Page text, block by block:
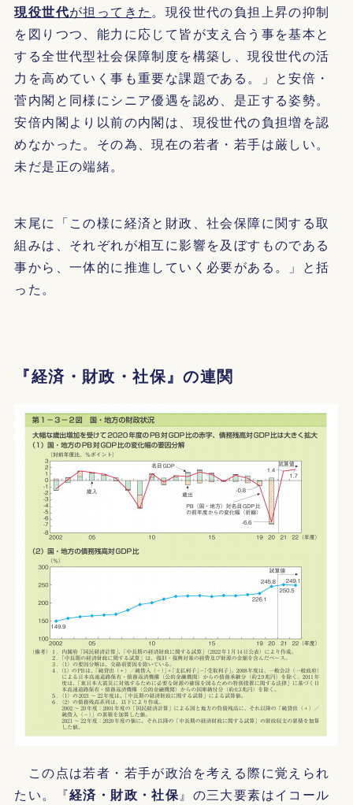
現役世代が担ってきた。現役世代の負担上昇の抑制
を図りつつ、能力に応じて皆が支え合う事を基本と
する全世代型社会保障制度を構築し、現役世代の活
力を高めていく事も重要な課題である。」と安倍・
菅内閣と同様にシニア優遇を認め、是正する姿勢。
安倍内閣より以前の内閣は、現役世代の負担増を認
めなかった。その為、現在の若者・若手は厳しい。
未だ是正の端緒。
末尾に「この様に経済と財政、社会保障に関する取
組みは、それぞれが相互に影響を及ぼすものである
事から、一体的に推進していく必要がある。」と括
った。
『経済・財政・社保』の連関
この点は若者・若手が政治を考える際に覚えられ
たい。『経済・財政・社保』の三大要素はイコール